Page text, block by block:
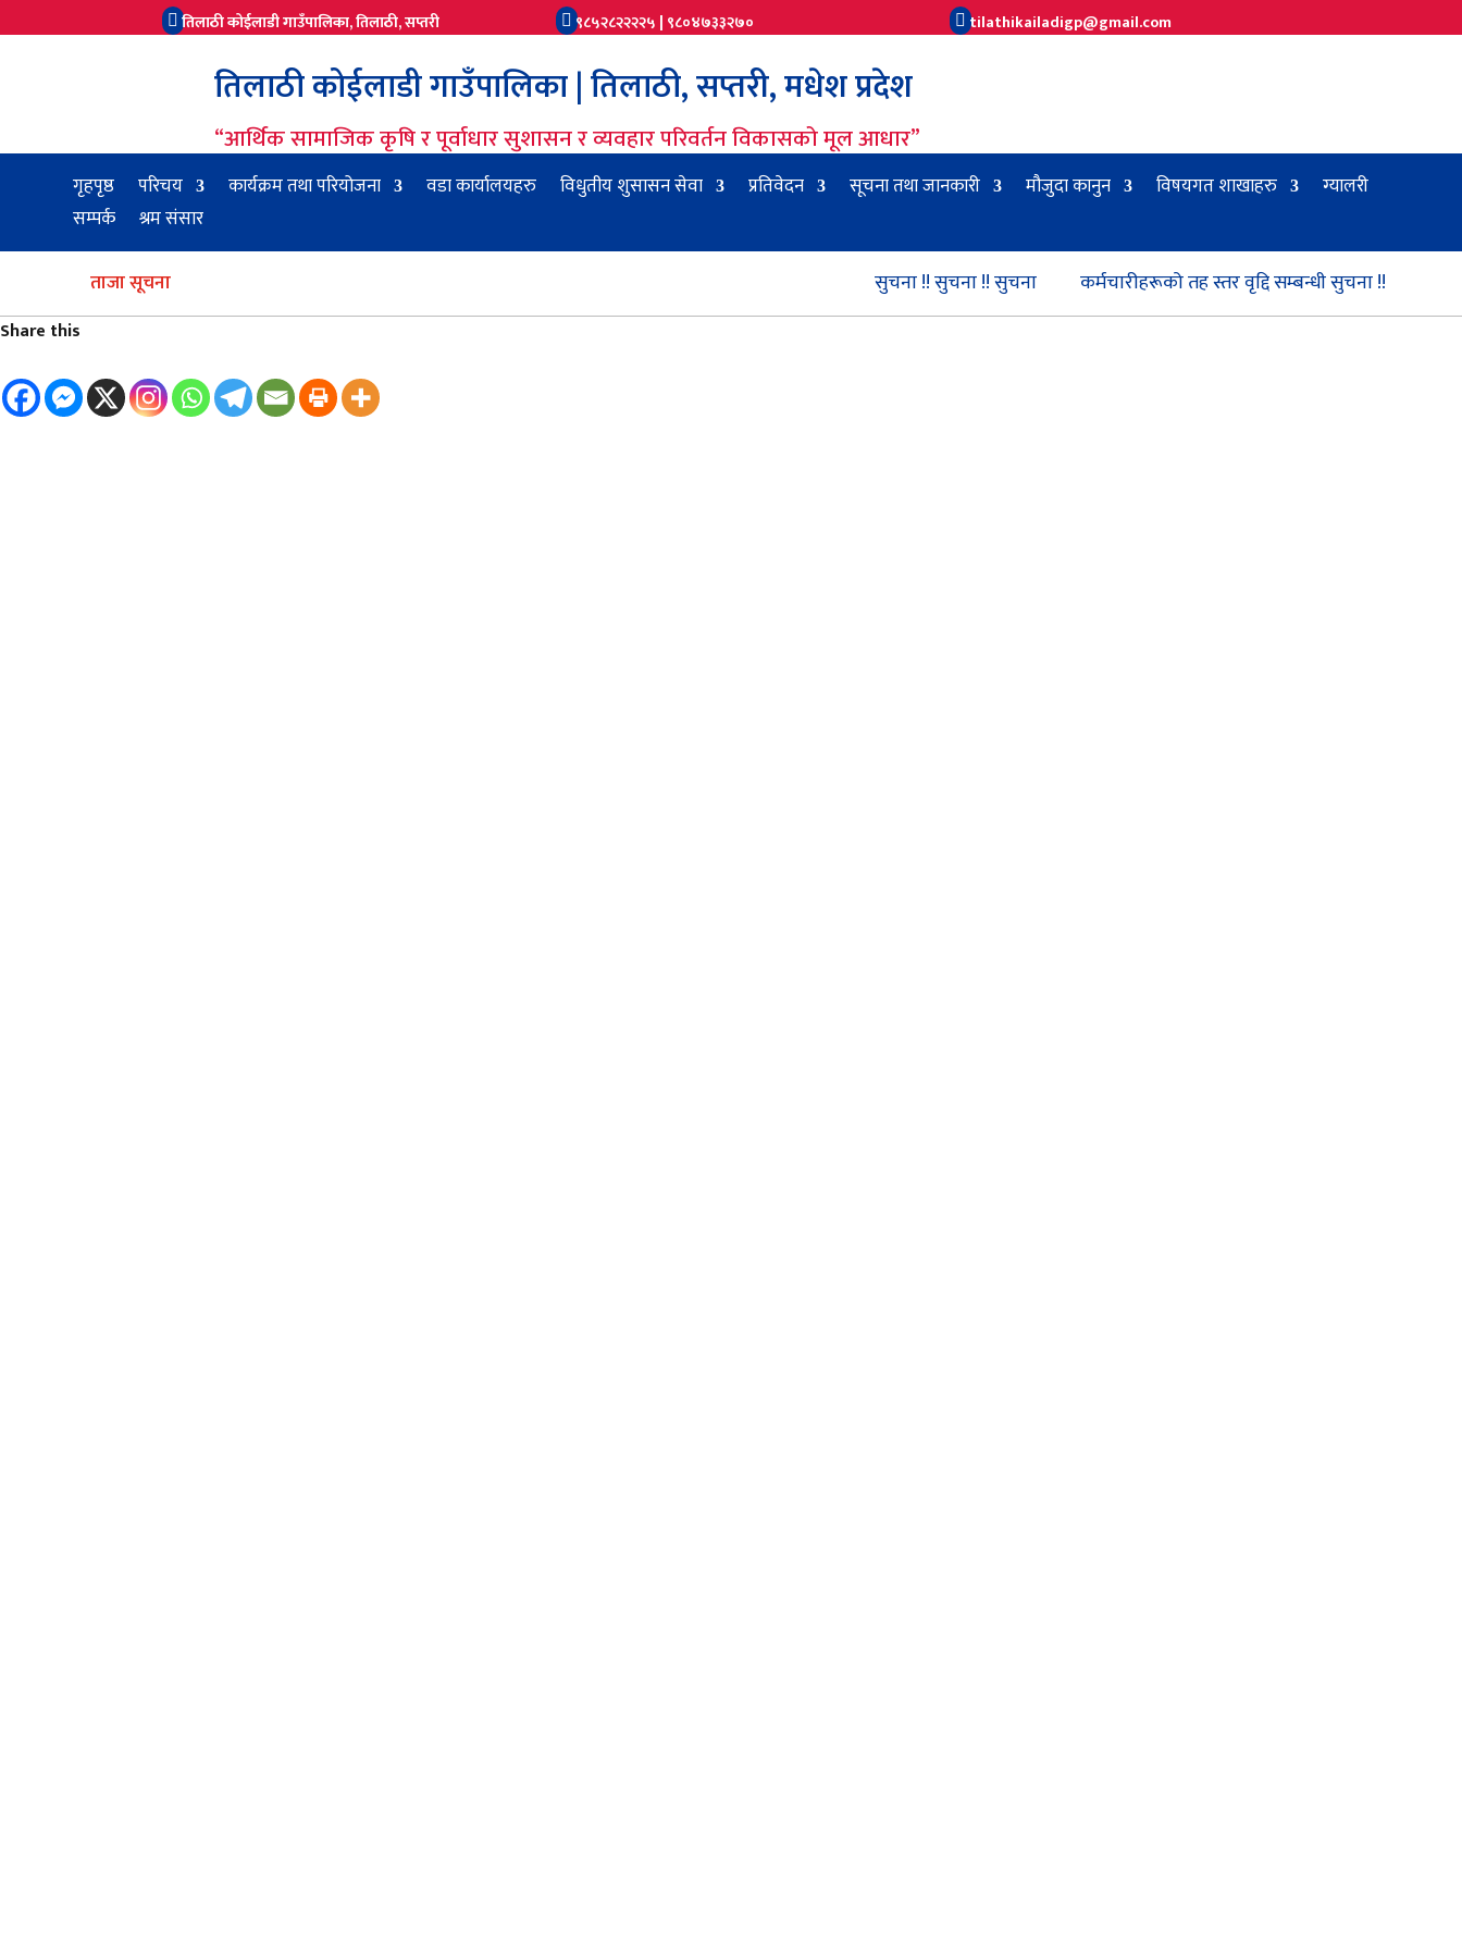
 तिलाठी कोईलाडी गाउँपालिका, तिलाठी, सप्तरी  ९८५२८२२२२५ | ९८०४७३३२७०  tilathikailadigp@gmail.com
तिलाठी कोईलाडी गाउँपालिका | तिलाठी, सप्तरी, मधेश प्रदेश
“आर्थिक सामाजिक कृषि र पूर्वाधार सुशासन र व्यवहार परिवर्तन विकासको मूल आधार”
गृहपृष्ठ परिचय कार्यक्रम तथा परियोजना वडा कार्यालयहरु विधुतीय शुसासन सेवा प्रतिवेदन सूचना तथा जानकारी मौजुदा कानुन विषयगत शाखाहरु
ग्यालरी
सम्पर्क
श्रम संसार
ताजा सूचना सुचना !! सुचना !! सुचना कर्मचारीहरूको तह स्तर वृद्दि सम्बन्धी सुचना !!
Share this